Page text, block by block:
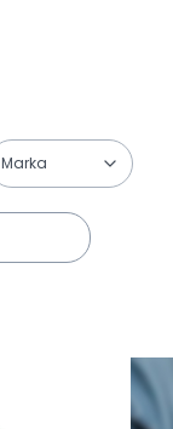
Marka